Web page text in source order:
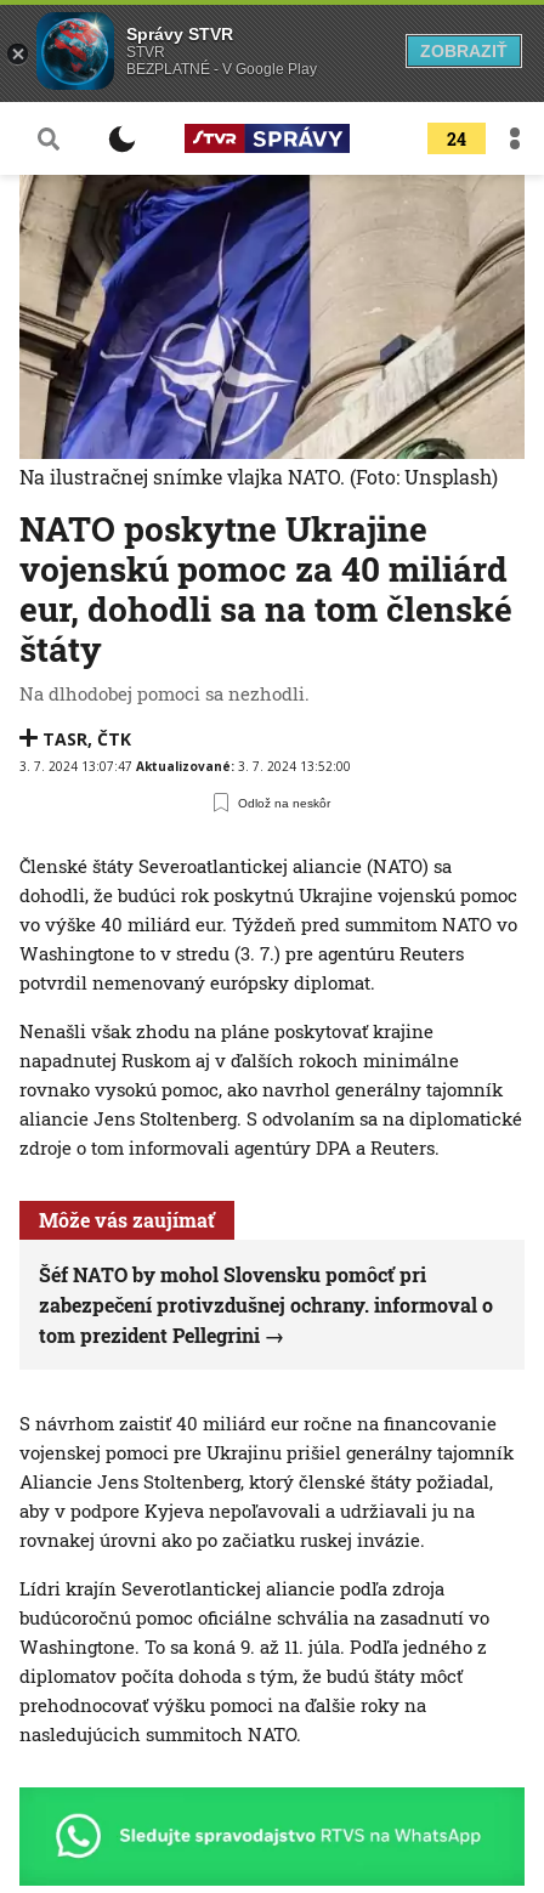
24
NATO poskytne Ukrajine
vojenskú pomoc za 40 miliárd
eur, dohodli sa na tom členské
štáty
Na dlhodobej pomoci sa nezhodli.
TASR, ČTK
3. 7. 2024 13:07:47 Aktualizované: 3. 7. 2024 13:52:00
Odlož na neskôr
Na ilustračnej snímke vlajka NATO. (Foto: Unsplash)
Členské štáty Severoatlantickej aliancie (NATO) sa
dohodli, že budúci rok poskytnú Ukrajine vojenskú pomoc
vo výške 40 miliárd eur. Týždeň pred summitom NATO vo
Washingtone to v stredu (3. 7.) pre agentúru Reuters
potvrdil nemenovaný európsky diplomat.
Nenašli však zhodu na pláne poskytovať krajine
napadnutej Ruskom aj v ďalších rokoch minimálne
rovnako vysokú pomoc, ako navrhol generálny tajomník
aliancie Jens Stoltenberg. S odvolaním sa na diplomatické
zdroje o tom informovali agentúry DPA a Reuters.
Môže vás zaujímať
Šéf NATO by mohol Slovensku pomôcť pri
zabezpečení protivzdušnej ochrany. informoval o
tom prezident Pellegrini
S návrhom zaistiť 40 miliárd eur ročne na financovanie
vojenskej pomoci pre Ukrajinu prišiel generálny tajomník
Aliancie Jens Stoltenberg, ktorý členské štáty požiadal,
aby v podpore Kyjeva nepoľavovali a udržiavali ju na
rovnakej úrovni ako po začiatku ruskej invázie.
Lídri krajín Severotlantickej aliancie podľa zdroja
budúcoročnú pomoc oficiálne schvália na zasadnutí vo
Washingtone. To sa koná 9. až 11. júla. Podľa jedného z
diplomatov počíta dohoda s tým, že budú štáty môcť
prehodnocovať výšku pomoci na ďalšie roky na
nasledujúcich summitoch NATO.
Správy STVR
STVR
BEZPLATNÉ - V Google Play
ZOBRAZIŤ